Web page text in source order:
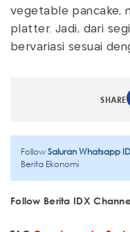
vegetable pancake,
platter. Jadi, dari
bervariasi sesuai
SHARE
FollowSaluran Whatsapp
Berita Ekonomi
Follow Berita IDX